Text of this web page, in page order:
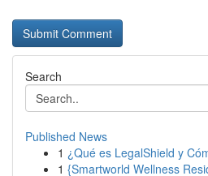
Search
Published News
1 ¿Qué es LegalShield y
1 {Smartworld Wellness